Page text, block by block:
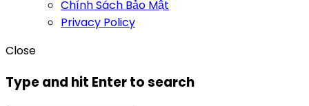
Chính Sách Bảo Mật
Privacy Policy
Close
Type and hit Enter to search